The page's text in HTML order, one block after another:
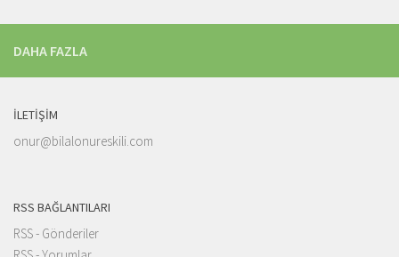
DAHA FAZLA
İLETIŞIM
onur@bilalonureskili.com
RSS BAĞLANTILARI
RSS - Gönderiler